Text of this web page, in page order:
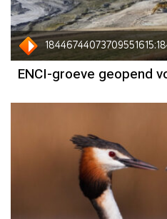
ENCI-groeve geopend
Column
Nico de Haan